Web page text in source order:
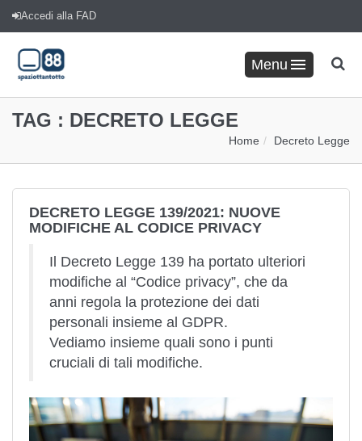
Accedi alla FAD
Menu
TAG : DECRETO LEGGE
Home Decreto Legge
DECRETO LEGGE 139/2021: NUOVE
MODIFICHE AL CODICE PRIVACY
Il Decreto Legge 139 ha portato ulteriori
modifiche al “Codice privacy”, che da
anni regola la protezione dei dati
personali insieme al GDPR.
Vediamo insieme quali sono i punti
cruciali di tali modifiche.